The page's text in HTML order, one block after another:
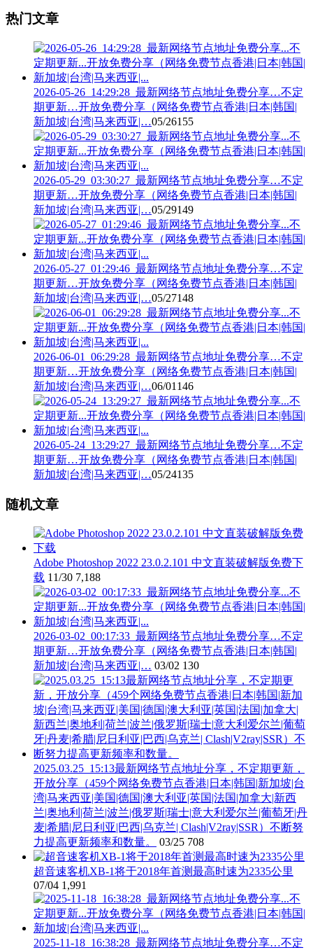
热门文章
2026-05-26_14:29:28_最新网络节点地址免费分享…不定
期更新…开放免费分享（网络免费节点香港|日本|韩国|
新加坡|台湾|马来西亚|…05/26155
2026-05-29_03:30:27_最新网络节点地址免费分享…不定
期更新…开放免费分享（网络免费节点香港|日本|韩国|
新加坡|台湾|马来西亚|…05/29149
2026-05-27_01:29:46_最新网络节点地址免费分享…不定
期更新…开放免费分享（网络免费节点香港|日本|韩国|
新加坡|台湾|马来西亚|…05/27148
2026-06-01_06:29:28_最新网络节点地址免费分享…不定
期更新…开放免费分享（网络免费节点香港|日本|韩国|
新加坡|台湾|马来西亚|…06/01 146
2026-05-24_13:29:27_最新网络节点地址免费分享…不定
期更新…开放免费分享（网络免费节点香港|日本|韩国|
新加坡|台湾|马来西亚|…05/24135
随机文章
Adobe Photoshop 2022 23.0.2.101 中文直装破解版免费下
载 11/30 7,188
2026-03-02_00:17:33_最新网络节点地址免费分享…不定
期更新…开放免费分享（网络免费节点香港|日本|韩国|
新加坡|台湾|马来西亚|… 03/02 130
2025.03.25_15:13最新网络节点地址分享，不定期更新，
开放分享（459个网络免费节点香港|日本|韩国|新加坡|台
湾|马来西亚|美国|德国|澳大利亚|英国|法国|加拿大|新西
兰|奥地利|荷兰|波兰|俄罗斯|瑞士|意大利爱尔兰|葡萄牙|丹
麦|希腊|尼日利亚|巴西|乌克兰| Clash|V2ray|SSR）不断努
力提高更新频率和数量。
03/25 708
超音速客机XB-1将于2018年首测最高时速为2335公里
07/04 1,991
2025-11-18_16:38:28_最新网络节点地址免费分享…不定